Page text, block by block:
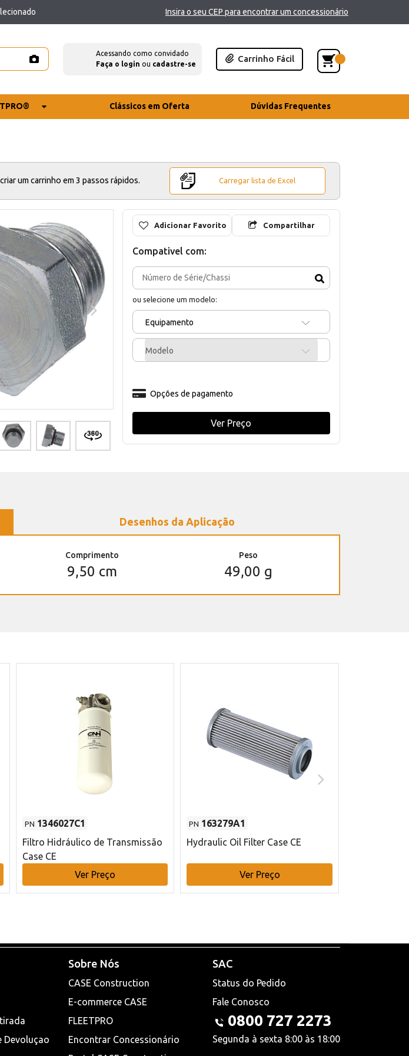
Insira o seu CEP para encontrar um concessionário
Acessando como convidado
Faça o login ou cadastre-se
Carrinho Fácil
Clássicos em Oferta Dúvidas Frequentes
um carrinho em 3 passos rápidos. Carregar lista de Excel
Adicionar Favorito Compartilhar
Compativel com:
ou selecione um modelo:
Equipamento
Modelo
Opções de pagamento
Ver Preço
Desenhos da Aplicação
Comprimento
9,50 cm
Peso
49,00 g
PN 1346027C1
Filtro Hidráulico de Transmissão
Case CE
Ver Preço
PN 163279A1
Hydraulic Oil Filter Case CE
Ver Preço
Devoluçao
Sobre Nós
CASE Construction
E-commerce CASE
FLEETPRO
Encontrar Concessionário
SAC
Status do Pedido
Fale Conosco
0800 727 2273
Segunda à sexta 8:00 às 18:00